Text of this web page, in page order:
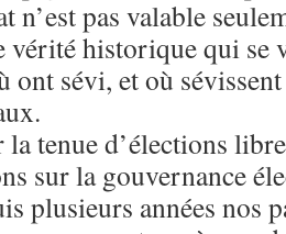
n’est pas valable
vérité historique qui se
ont sévi, et où
la tenue d’élections
sur la gouvernance
plusieurs années nos